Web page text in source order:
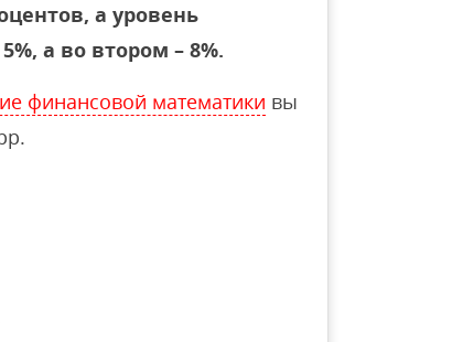
а уровень
а во втором – 8%.
финансовой математики вы